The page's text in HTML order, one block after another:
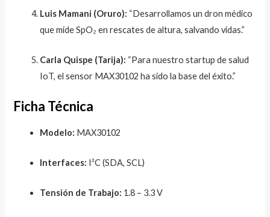
Luis Mamani (Oruro): “Desarrollamos un dron médico
que mide SpO₂ en rescates de altura, salvando vidas.”
Carla Quispe (Tarija): “Para nuestro startup de salud
IoT, el sensor MAX30102 ha sido la base del éxito.”
Ficha Técnica
Modelo: MAX30102
Interfaces: I²C (SDA, SCL)
Tensión de Trabajo: 1.8 – 3.3 V